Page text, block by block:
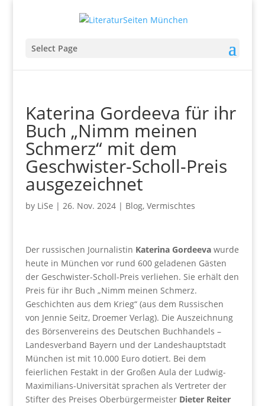
Select Page
Katerina Gordeeva für ihr
Buch „Nimm meinen
Schmerz“ mit dem
Geschwister-Scholl-Preis
ausgezeichnet
by LiSe | 26. Nov. 2024| Blog, Vermischtes
Der russischen Journalistin Katerina Gordeevawurde
heute in München vor rund 600 geladenen Gästen
der Geschwister-Scholl-Preis verliehen. Sie erhält den
Preis für ihr Buch „Nimm meinen Schmerz.
Geschichten aus dem Krieg“ (aus dem Russischen
von Jennie Seitz, Droemer Verlag). Die Auszeichnung
des Börsenvereins des Deutschen Buchhandels –
Landesverband Bayern und der Landeshauptstadt
München ist mit 10.000 Euro dotiert. Bei dem
feierlichen Festakt in der Großen Aula der Ludwig-
Maximilians-Universität sprachen als Vertreter der
Stifter des Preises Oberbürgermeister Dieter Reiter